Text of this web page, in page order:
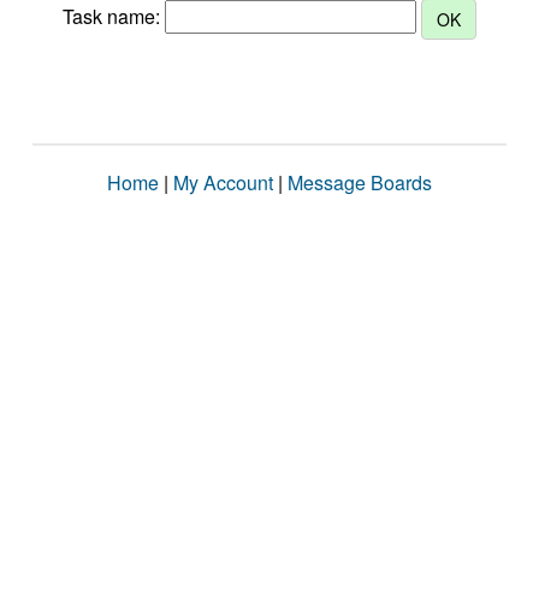
Task name:
Home | My Account | Message Boards